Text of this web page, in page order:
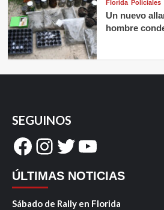
Florida Policiales
Un nuevo
hombre
SEGUINOS
Facebook
Instagram
Twitter
YouTube
ÚLTIMAS NOTICIAS
Sábado de Rally en Florida